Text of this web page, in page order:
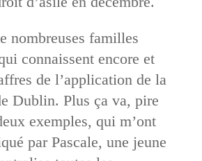
nombreuses familles
connaissent encore et
de l’application de la
Dublin. Plus ça va, pire
exemples, qui m’ont
par Pascale, une jeune